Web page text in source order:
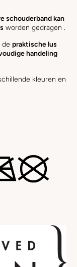
schouderband kan
worden gedragen .
de praktische lus
handeling
kleuren en